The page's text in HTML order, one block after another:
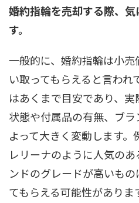
婚約指輪を売却する際、
す。
一般的に、婚約指輪は小
い取ってもらえると言わ
はあくまで目安であり、
状態や付属品の有無、ブ
よって大きく変動します
レリーナのように人気の
ンドのグレードが高いも
てもらえる可能性がありま